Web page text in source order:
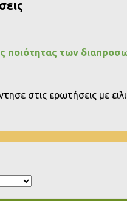
ποιότητας των
στις ερωτήσεις με